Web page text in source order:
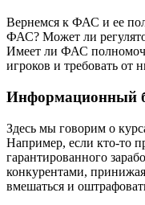
Вернемся к ФАС и ее
ФАС? Может ли
Имеет ли ФАС
игроков и требовать от
Информационный
Здесь мы говорим о
Например, если кто-то
гарантированного
конкурентами,
вмешаться и